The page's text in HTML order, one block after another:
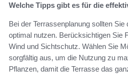
Welche Tipps gibt es für die
Bei der Terrassenplanung sollten
optimal nutzen. Berücksichtigen Sie
Wind und Sichtschutz. Wählen Sie
sorgfältig aus, um die Nutzung zu
Pflanzen, damit die Terrasse das